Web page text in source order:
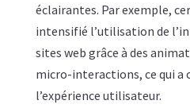
éclairantes. Par exemple,
intensifié l’utilisation de
sites web grâce à des
micro-interactions, ce qui a
l’expérience utilisateur.